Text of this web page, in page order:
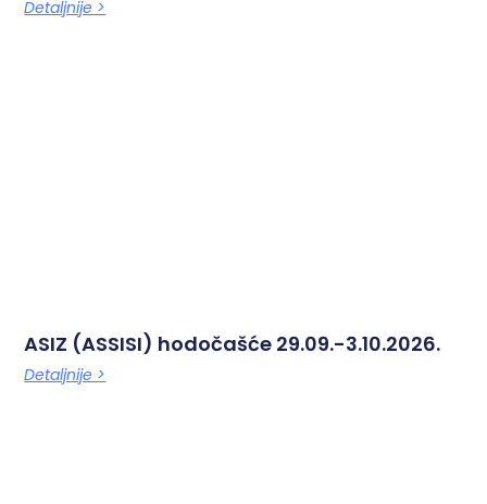
Detaljnije >
ASIZ (ASSISI) hodočašće 29.09.-3.10.2026.
Detaljnije >